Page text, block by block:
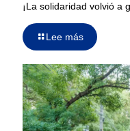
¡La solidaridad volvió a
Lee más